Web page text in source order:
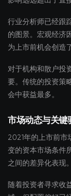
行业分析师已经跟
的图景。宏观经济
为上市前机会创造
对于机构和散户投
要。传统的投资策
会中获益最多。
市场动态与关键
2021年的上市前市
变的资本市场条件
之间的差异化表现。
随着投资者寻求收